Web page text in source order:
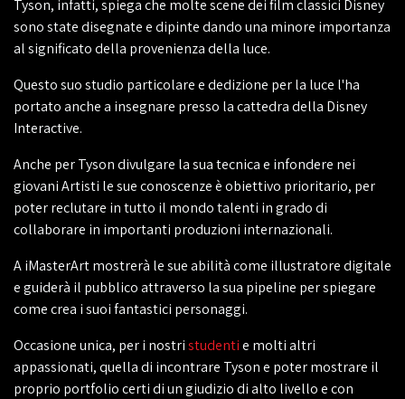
Tyson, infatti, spiega che molte scene dei film classici Disney
sono state disegnate e dipinte dando una minore importanza
al significato della provenienza della luce.
Questo suo studio particolare e dedizione per la luce l'ha
portato anche a insegnare presso la cattedra della Disney
Interactive.
Anche per Tyson divulgare la sua tecnica e infondere nei
giovani Artisti le sue conoscenze è obiettivo prioritario, per
poter reclutare in tutto il mondo talenti in grado di
collaborare in importanti produzioni internazionali.
A iMasterArt mostrerà le sue abilità come illustratore digitale
e guiderà il pubblico attraverso la sua pipeline per spiegare
come crea i suoi fantastici personaggi.
Occasione unica, per i nostristudentie molti altri
appassionati, quella di incontrare Tyson e poter mostrare il
proprio portfolio certi di un giudizio di alto livello e con